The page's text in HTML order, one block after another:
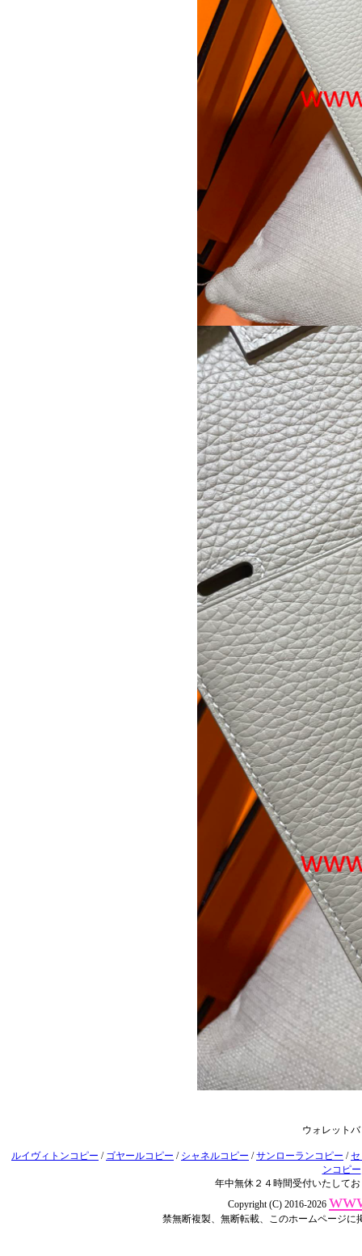
ウォレット
ルイヴィトンコピー / ゴヤールコピー / シャネルコピー /サンローランコピー /
ンコピー
年中無休２４時間受付いたして
Copyright (C) 2016-2026
禁無断複製、無断転載、このホームページ